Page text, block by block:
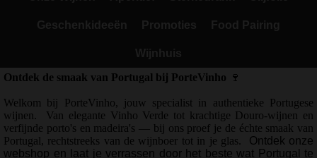
Druivenrassen
Witte druiven
Rode Druiven
Ontdek de smaak van Portugal bij PorteVinho 🍷
Welkom bij PorteVinho, jouw specialist in authentieke Portugese
wijnen.
Van elegante Vinho Verde tot krachtige Douro-wijnen en
verfijnde porto's en madeira's — bij ons proef je de échte smaak van
Portugal, rechtstreeks van de wijnboer tot in je glas.
Ontdek onze
webshop en laat je verrassen door het beste wat Portugal te